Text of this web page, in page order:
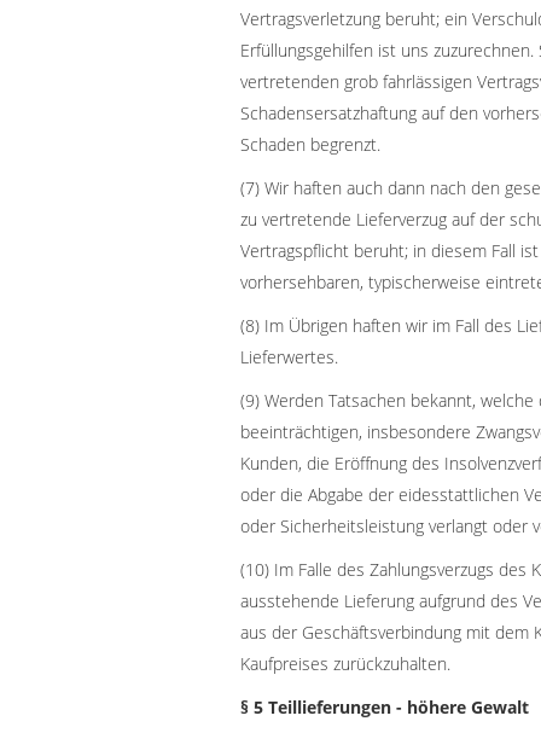
Vertragsverletzung beruht; ein
Erfüllungsgehilfen ist uns
vertretenden grob fahrlässigen
Schadensersatzhaftung auf den
Schaden begrenzt.
(7) Wir haften auch dann nach den
zu vertretende Lieferverzug auf der
Vertragspflicht beruht; in diesem Fall
vorhersehbaren, typischerweise
(8) Im Übrigen haften wir im Fall des
Lieferwertes.
(9) Werden Tatsachen bekannt,
beeinträchtigen, insbesondere
Kunden, die Eröffnung des
oder die Abgabe der eidesstattlichen
oder Sicherheitsleistung verlangt oder
(10) Im Falle des Zahlungsverzugs
ausstehende Lieferung aufgrund des
aus der Geschäftsverbindung mit dem
Kaufpreises zurückzuhalten.
§ 5 Teillieferungen - höhere Gewalt